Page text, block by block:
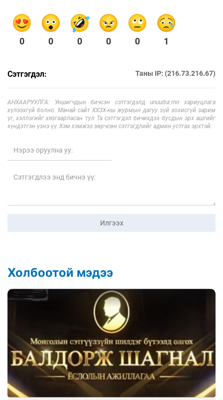
0 0 0 0 0 1
Сэтгэгдэл: Таны IP: (216.73.216.67)
АНХААРУУЛГА: Уншигчдын бичсэн сэтгэгдэлд unuudur.mn хариуцлага
хүлээхгүй болно. Манай сайт ХХЗХ-ны журмын дагуу зүй зохисгүй зарим
үг, хэллэгийг хязгаарласан тул Та сэтгэгдэл бичихдээ бусдын эрх ашгийг
хүндэтгэн үзнэ үү. Хэм хэмжээ зөрчсөн сэтгэгдлийг админ устгах эрхтэй.
Илгээх
Холбоотой мэдээ